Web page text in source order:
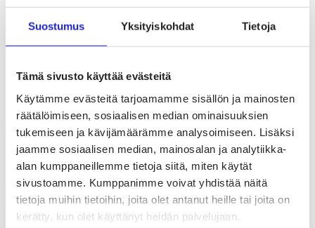
Suostumus Yksityiskohdat Tietoja
Tämä sivusto käyttää evästeitä
Käytämme evästeitä tarjoamamme sisällön ja mainosten
räätälöimiseen, sosiaalisen median ominaisuuksien
tukemiseen ja kävijämäärämme analysoimiseen. Lisäksi
jaamme sosiaalisen median, mainosalan ja analytiikka-
alan kumppaneillemme tietoja siitä, miten käytät
sivustoamme. Kumppanimme voivat yhdistää näitä
tietoja muihin tietoihin, joita olet antanut heille tai joita on
kerätty, kun olet käyttänyt heidän palvelujaan.
Fresenkatu 6 D 8
Sähköposti miia@pienisisustusihme.com
Verkkosivuthttps://pienisisustusihme.com/
Mitä tuotteita yritys valmistaa itse?
Muut tekstiilituotteet
Sisustus-ja huonekalutekstiilit
Mitä tekstiili- ja vaatealan tuotantoa tai palvelua yritys tekee?
Leikkaus